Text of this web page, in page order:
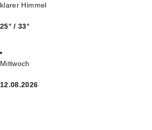
klarer Himmel
25° / 33°
Mittwoch
12.08.2026